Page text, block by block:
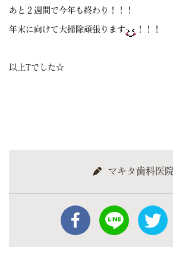
あと２週間で今年も終わり！！！
年末に向けて大掃除頑張ります ！！！
以上Tでした☆
マキタ歯科医